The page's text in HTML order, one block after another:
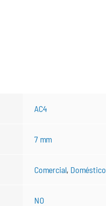
AC4
7 mm
Comercial, Doméstico
NO